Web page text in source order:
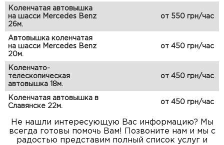
Коленчатая автовышка
на шасси Mercedes Benz
26м.
от 550 грн/час
Автовышка коленчатая
на шасси Mercedes Benz
20м.
от 450 грн/час
Коленчато-
телескопическая
автовышка 18м.
от 450 грн/час
Коленчатая автовышка в
Славянске 22м.
от 450 грн/час
Не нашли интересующую Вас информацию? Мы
всегда готовы помочь Вам! Позвоните нам и мы с
радостью представим полный список услуг и